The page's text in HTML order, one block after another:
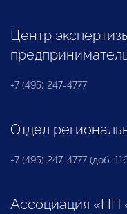
Центр
+7 (495) 247-4777
Отдел
+7 (495) 247-4777 (доб.
Ассоциация